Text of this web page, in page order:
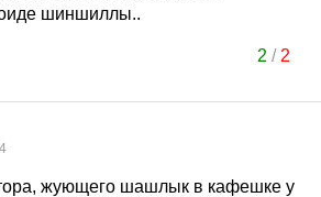
шиншиллы..
2 / 2
жующего шашлык в кафешке у